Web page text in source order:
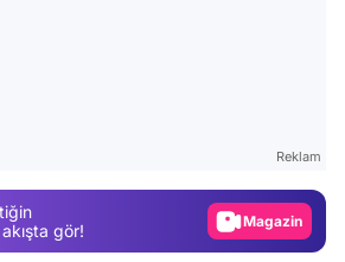
Reklam
gör!
Magazin